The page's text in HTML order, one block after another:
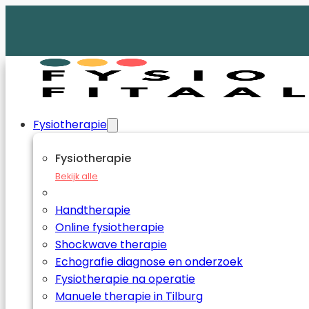
Fysiotherapie
Fysiotherapie
Bekijk alle
Handtherapie
Online fysiotherapie
Shockwave therapie
Echografie diagnose en onderzoek
Fysiotherapie na operatie
Manuele therapie in Tilburg